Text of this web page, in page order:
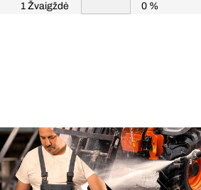
1 Žvaigždė 0 %